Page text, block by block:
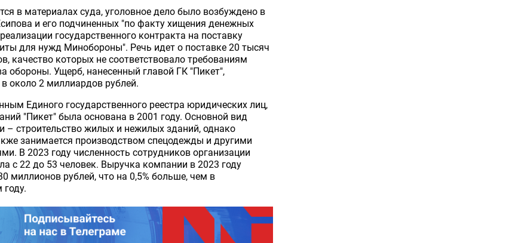
в материалах суда, уголовное дело было возбуждено в
и его подчиненных "по факту хищения денежных
государственного контракта на поставку
для нужд Минобороны". Речь идет о поставке 20 тысяч
качество которых не соответствовало требованиям
обороны. Ущерб, нанесенный главой ГК "Пикет",
в около 2 миллиардов рублей.
Единого государственного реестра юридических лиц,
"Пикет" была основана в 2001 году. Основной вид
– строительство жилых и нежилых зданий, однако
занимается производством спецодежды и другими
В 2023 году численность сотрудников организации
с 22 до 53 человек. Выручка компании в 2023 году
миллионов рублей, что на 0,5% больше, чем в